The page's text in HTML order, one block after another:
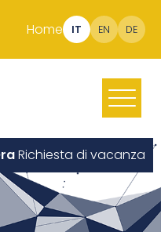
Home IT EN DE
Richiesta di vacanza
Ora